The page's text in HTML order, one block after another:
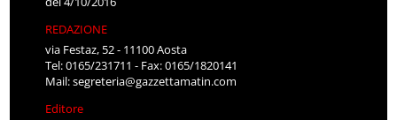
REDAZIONE
via Festaz, 52 - 11100 Aosta
Tel: 0165/231711 - Fax: 0165/1820141
Mail:segreteria@gazzettamatin.com
Editore
LG PRESSE S.R.L.